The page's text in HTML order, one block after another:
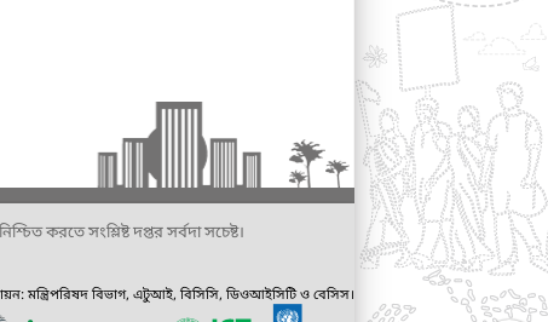
করতে সংশ্লিষ্ট দপ্তর সর্বদা সচেষ্ট।
মন্ত্রিপরিষদ বিভাগ, এটুআই, বিসিসি, ডিওআইসিটি ও বেসিস।